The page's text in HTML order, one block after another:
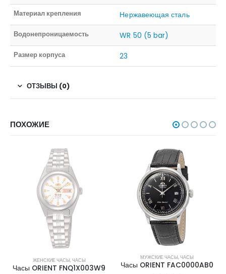
Материал крепления Нержавеющая сталь
Водонепроницаемость WR 50 (5 bar)
Размер корпуса 23
ОТЗЫВЫ (0)
ПОХОЖИЕ
НЕТ В НАЛИЧИИ
ЖЕНСКИЕ ЧАСЫ,ЧАСЫ
Часы ORIENT FNQ1X003W9
МУЖСКИЕ ЧАСЫ,ЧАСЫ
Часы ORIENT FAC0000AB0